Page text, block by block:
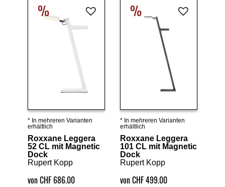
%
Details ansehen
* In mehreren Varianten
erhältlich
Roxxane Leggera
52 CL mit Magnetic
Dock
Rupert Kopp
von CHF 686.00
%
Details ansehen
* In mehreren Varianten
erhältlich
Roxxane Leggera
101 CL mit Magnetic
Dock
Rupert Kopp
von CHF 499.00